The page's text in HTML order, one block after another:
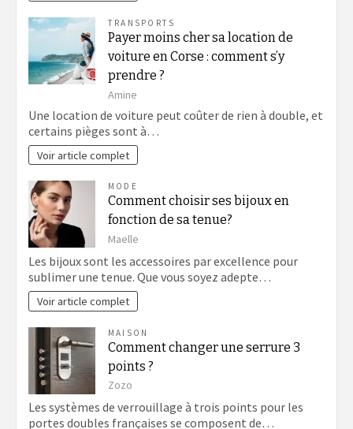
TRANSPORTS
Payer moins cher sa location de
voiture en Corse : comment s’y
prendre ?
Amine
Une location de voiture peut coûter de rien à double, et
certains pièges sont à…
Voir article complet
MODE
Comment choisir ses bijoux en
fonction de sa tenue?
Maelle
Les bijoux sont les accessoires par excellence pour
sublimer une tenue. Que vous soyez adepte…
Voir article complet
MAISON
Comment changer une serrure 3
points ?
Zozo
Les systèmes de verrouillage à trois points pour les
portes doubles françaises se composent de…